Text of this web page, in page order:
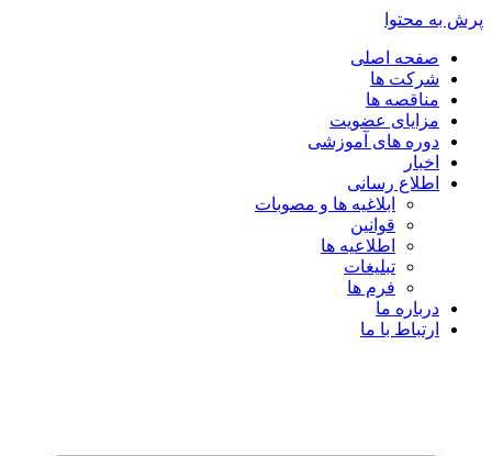
پرش به محتوا
صفحه اصلی
شرکت ها
مناقصه ها
مزایای عضویت
دوره های آموزشی
اخبار
اطلاع رسانی
ابلاغیه ها و مصوبات
قوانین
اطلاعیه ها
تبلیغات
فرم ها
درباره ما
ارتباط با ما